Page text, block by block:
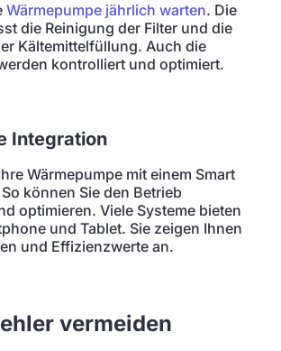
Wärmepumpe jährlich warten. Die
die Reinigung der Filter und die
Kältemittelfüllung. Auch die
kontrolliert und optimiert.
Integration
Wärmepumpe mit einem Smart
können Sie den Betrieb
optimieren. Viele Systeme bieten
und Tablet. Sie zeigen Ihnen
und Effizienzwerte an.
vermeiden